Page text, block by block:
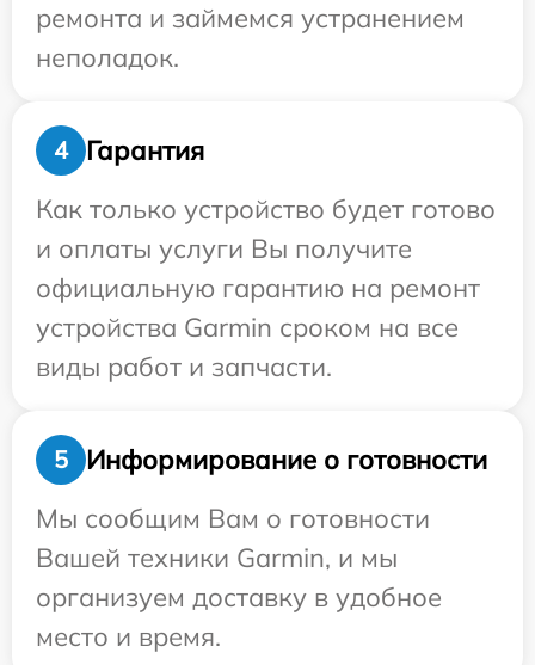
ремонта и займемся устранением
неполадок.
4
Гарантия
Как только устройство будет готово
и оплаты услуги Вы получите
официальную гарантию на ремонт
устройства Garmin сроком на все
виды работ и запчасти.
5
Информирование о готовности
Мы сообщим Вам о готовности
Вашей техники Garmin, и мы
организуем доставку в удобное
место и время.